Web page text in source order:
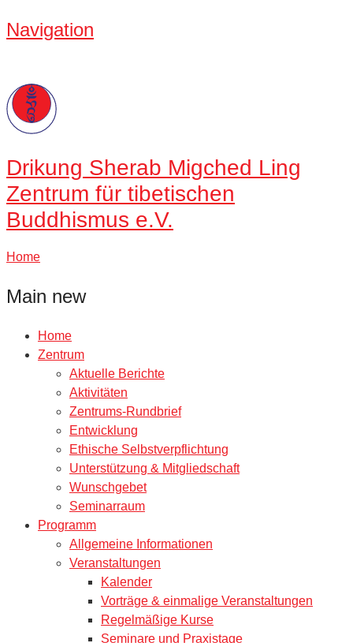
Navigation
Drikung Sherab Migched Ling
Zentrum für tibetischen
Buddhismus e.V.
Home
Main new
Home
Zentrum
Aktuelle Berichte
Aktivitäten
Zentrums-Rundbrief
Entwicklung
Ethische Selbstverpflichtung
Unterstützung & Mitgliedschaft
Wunschgebet
Seminarraum
Programm
Allgemeine Informationen
Veranstaltungen
Kalender
Vorträge & einmalige Veranstaltungen
Regelmäßige Kurse
Seminare und Praxistage